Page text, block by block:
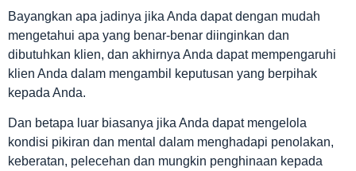
Bayangkan apa jadinya jika Anda dapat dengan mudah
mengetahui apa yang benar-benar diinginkan dan
dibutuhkan klien, dan akhirnya Anda dapat mempengaruhi
klien Anda dalam mengambil keputusan yang berpihak
kepada Anda.
Dan betapa luar biasanya jika Anda dapat mengelola
kondisi pikiran dan mental dalam menghadapi penolakan,
keberatan, pelecehan dan mungkin penghinaan kepada